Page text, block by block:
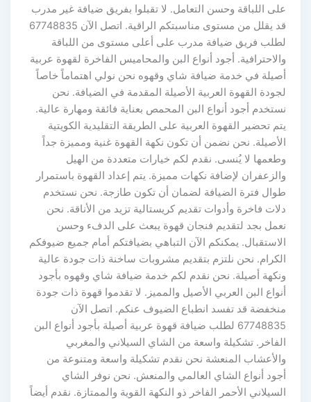
على اللباقة وحسن التعامل. لا تقبلوا بفريق ضيافة غير مدرب
قد يقلل من مستوى مناسبتكم الراقية. اتصل الآن 67748835
لطلب فريق ضيافة مدرب على أعلى مستوى من اللباقة
والاحترافية. أجود أنواع البن والمحاميس الفاخرة لقهوة عربية
أصيلة في خدمة ضيافة شاي وقهوه نحن نولي اهتماماً خاصاً
لجودة القهوة العربية الأصيلة المقدمة في الضيافة. نحن
نستخدم أجود أنواع البن المحمص بعناية فائقة ومهارة عالية.
يتم تحضير القهوة العربية على الطريقة التقليدية الكويتية
الأصيلة. نحن نضمن أن تكون نكهة القهوة غنية ومميزة جداً
وطعمها لا يُنسى. نقدم لكم خيارات متعددة من الهيل
والزعفران لإضافة نكهات مميزة. يتم إعداد القهوة باستمرار
طوال فترة الضيافة لضمان أن تكون طازجة. نحن نستخدم
دلات فاخرة وأدوات تقديم كريستالية تزيد من الأناقة. نحن
نعمل بجد لتقديم فنجان قهوة يبعث على الدفء وحسن
الاستقبال. يمكنكم الآن التباهي بضيافتكم أمام جميع ضيوفكم
الكرام. نحن نلتزم بتقديم مشروبات ساخنة ذات جودة عالية
ونكهة أصيلة. نحن نقدم لكم خدمة ضيافة شاي وقهوه بأجود
أنواع البن العربي الأصيل والمميز. لا تقدموا قهوة ذات جودة
منخفضة قد تفسد انطباع الضيوف عنكم. اتصل الآن
67748835 لطلب ضيافة قهوة عربية أصيلة بأجود أنواع البن
الفاخر. تشكيلة واسعة من الشاي السيلاني والمغربي
والأعشاب المنعشة نحن نقدم تشكيلة واسعة ومتنوعة من
أجود أنواع الشاي العالمي والمنعش. نحن نوفر الشاي
السيلاني الأحمر الفاخر ذو النكهة القوية والممتازة. نقدم أيضاً